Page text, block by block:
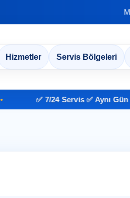
Hizmetler Servis Bölgeleri
✅ 7/24 Servis ✅ Aynı Gün